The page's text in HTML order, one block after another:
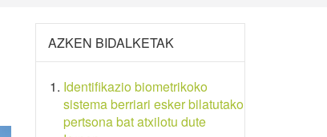
AZKEN BIDALKETAK
Identifikazio biometrikoko
sistema berriari esker bilatutako
pertsona bat atxilotu dute